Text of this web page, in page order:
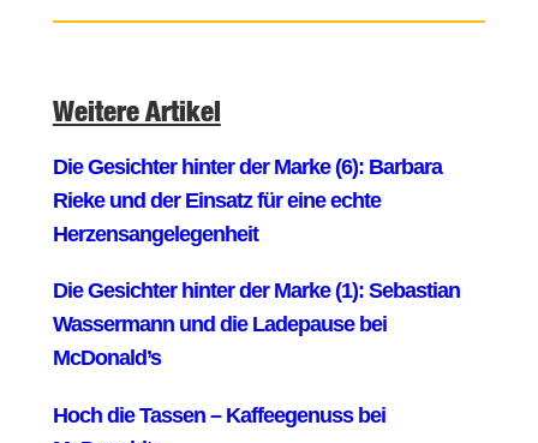
Weitere Artikel